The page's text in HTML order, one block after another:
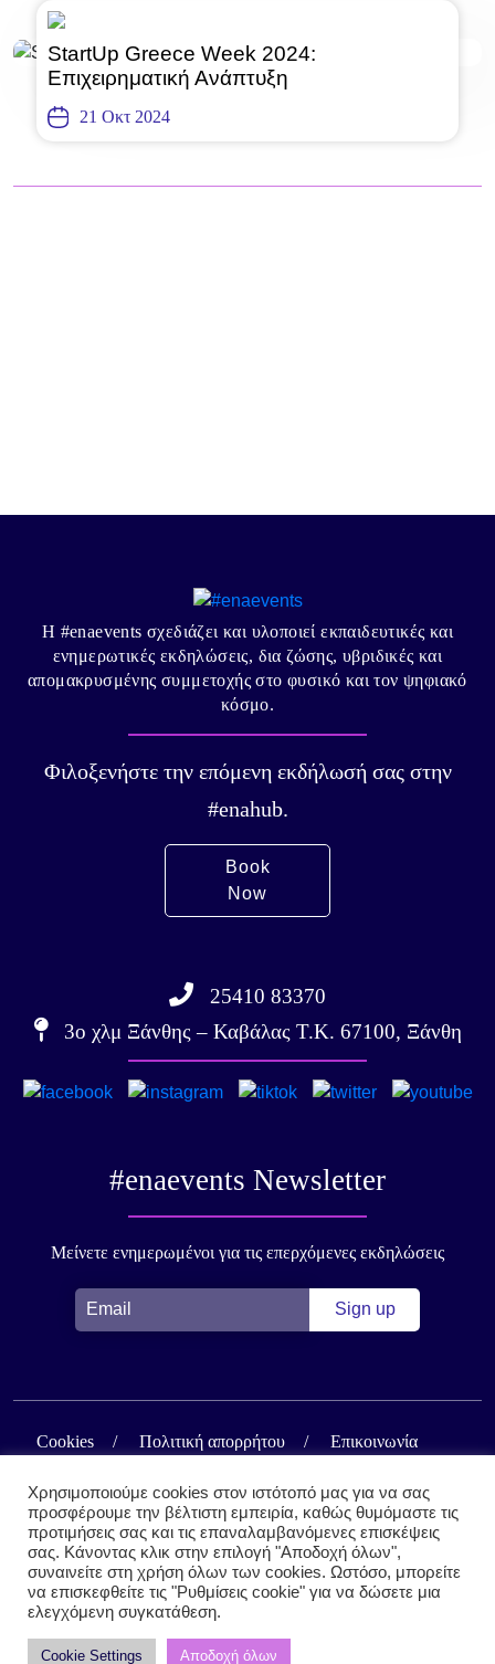
StartUp Greece Week 2024:
Επιχειρηματική Ανάπτυξη
21 Οκτ 2024
25410 83370
3ο χλμ Ξάνθης – Καβάλας Τ.Κ. 67100, Ξάνθη
Η #enaevents σχεδιάζει και υλοποιεί εκπαιδευτικές και
ενημερωτικές εκδηλώσεις, δια ζώσης, υβριδικές και
απομακρυσμένης συμμετοχής στο φυσικό και τον ψηφιακό
κόσμο.
Φιλοξενήστε την επόμενη εκδήλωσή σας στην
#enahub.
Book
Now
#enaevents Newsletter
Μείνετε ενημερωμένοι για τις επερχόμενες εκδηλώσεις
Cookies Πολιτική απορρήτου Επικοινωνία
#enaevents by ena Σύμβουλοι Ανάπτυξης
Χρησιμοποιούμε cookies στον ιστότοπό μας για να σας
προσφέρουμε την βέλτιστη εμπειρία, καθώς θυμόμαστε τις
προτιμήσεις σας και τις επαναλαμβανόμενες επισκέψεις
σας. Κάνοντας κλικ στην επιλογή "Αποδοχή όλων",
συναινείτε στη χρήση όλων των cookies. Ωστόσο, μπορείτε
να επισκεφθείτε τις "Ρυθμίσεις cookie" για να δώσετε μια
ελεγχόμενη συγκατάθεση.
Cookie Settings Αποδοχή όλων